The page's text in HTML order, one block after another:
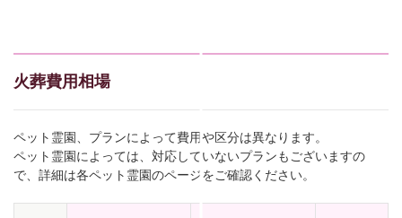
火葬費用相場
ペット霊園、プランによって費用や区分は異なります。
ペット霊園によっては、対応していないプランもございますの
で、詳細は各ペット霊園のページをご確認ください。